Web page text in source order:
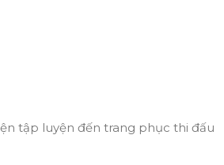
tập luyện đến trang phục thi đấu